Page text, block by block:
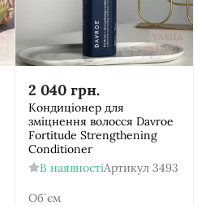
2 040 грн.
Кондиціонер для
зміцнення волосся Davroe
Fortitude Strengthening
Conditioner
В наявностіАртикул 3493
Об`єм